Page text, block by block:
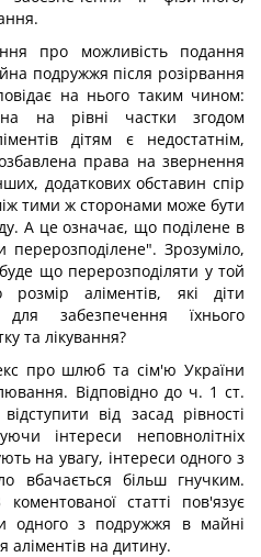
про можливість подання
подружжя після розірвання
на нього таким чином:
на рівні частки згодом
дітям є недостатнім,
права на звернення
додаткових обставин спір
тими ж сторонами може бути
А це означає, що поділене в
Зрозуміло,
що перерозподіляти у той
аліментів, які діти
забезпечення їхнього
та лікування?
про шлюб та сім'ю України
Відповідно до ч. 1 ст.
від засад рівності
інтереси неповнолітніх
на увагу, інтереси одного з
вбачається більш гнучким.
статті пов'язує
одного з подружжя в майні
на дитину.